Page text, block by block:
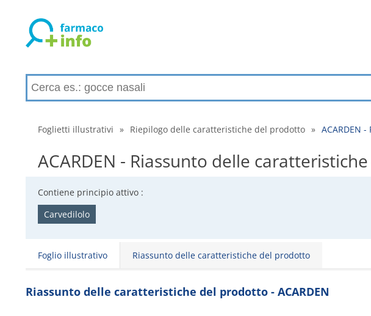
Foglietti illustrativi » Riepilogo delle caratteristiche del prodotto » ACARDEN
ACARDEN - Riassunto delle
Contiene principio attivo :
Carvedilolo
Foglio illustrativo Riassunto delle caratteristiche del prodotto
Riassunto delle caratteristiche del prodotto - ACARDEN